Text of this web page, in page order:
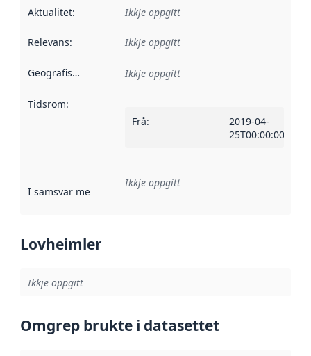
Aktualitet: Ikkje oppgitt
Relevans: Ikkje oppgitt
Geografisk område Ikkje oppgitt
Tidsrom:
Frå:
2019-04-
25T00:00:00Z
I samsvar med Referanse til ei implementeringsregel eller
Ikkje oppgitt
Lovheimler
Ikkje oppgitt
Omgrep brukte i datasettet